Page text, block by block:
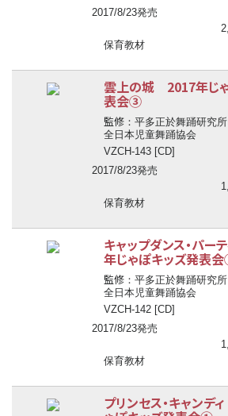
2017/8/23発売
保育教材
雲上の城 2017年じ
表会③
監修 ：平多正於舞踊研究所
全日本児童舞踊協会
VZCH-143 [CD]
2017/8/23発売
保育教材
キャップダンス・パ
年じゃぽキッズ発表
監修 ：平多正於舞踊研究所
全日本児童舞踊協会
VZCH-142 [CD]
2017/8/23発売
保育教材
プリンセス・キャン